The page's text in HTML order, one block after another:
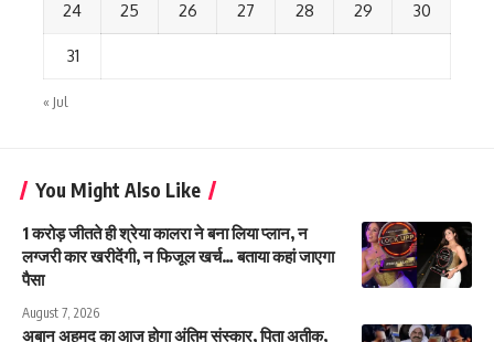
24 25 26 27 28 29 30
31
« Jul
You Might Also Like
1 करोड़ जीतते ही श्रेया कालरा ने बना लिया प्लान, न
लग्जरी कार खरीदेंगी, न फिजूल खर्च… बताया कहां जाएगा
पैसा
August 7, 2026
अबान अहमद का आज होगा अंतिम संस्कार, पिता अतीक,